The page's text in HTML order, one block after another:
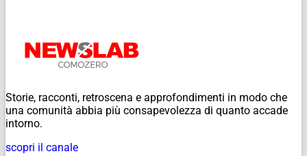
Storie, racconti, retroscena e approfondimenti in modo che
una comunità abbia più consapevolezza di quanto accade
intorno.
scopri il canale